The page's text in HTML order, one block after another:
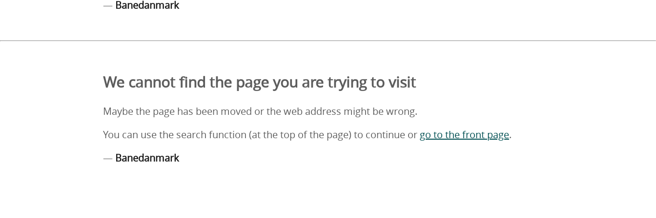
— Banedanmark
We cannot find the page you are trying to visit
Maybe the page has been moved or the web address might be wrong.
You can use the search function (at the top of the page) to continue or go to the front page.
— Banedanmark